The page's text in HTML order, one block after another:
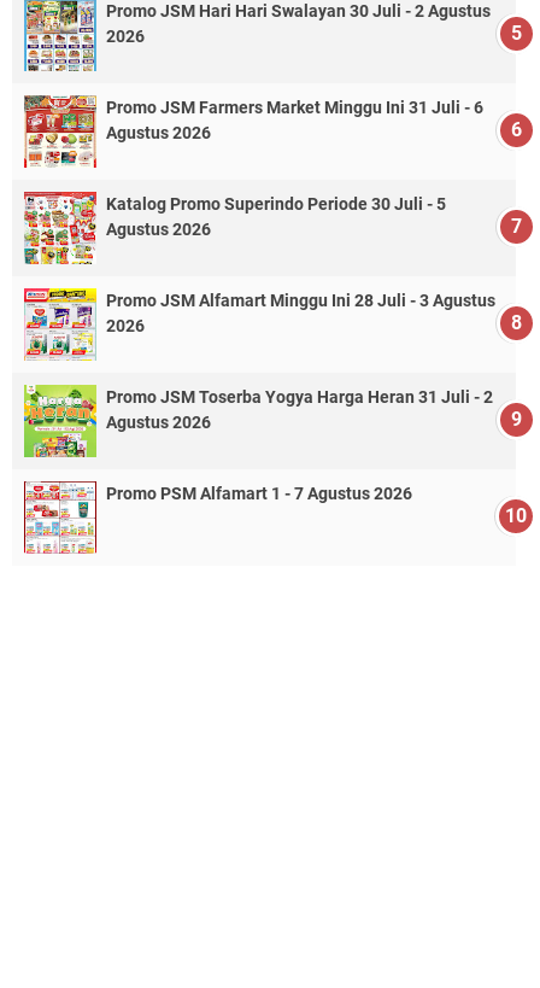
Promo JSM Hari Hari Swalayan 30 Juli - 2 Agustus
2026
Promo JSM Farmers Market Minggu Ini 31 Juli - 6
Agustus 2026
Katalog Promo Superindo Periode 30 Juli - 5
Agustus 2026
Promo JSM Alfamart Minggu Ini 28 Juli - 3 Agustus
2026
Promo JSM Toserba Yogya Harga Heran 31 Juli - 2
Agustus 2026
Promo PSM Alfamart 1 - 7 Agustus 2026